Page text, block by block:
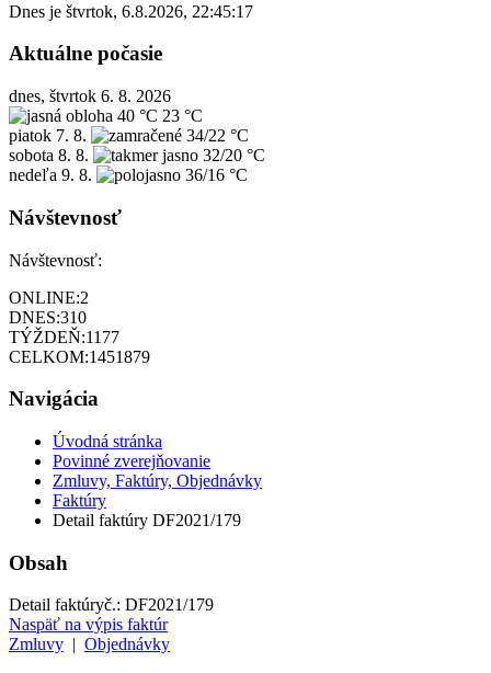
Dnes je štvrtok, 6.8.2026, 22:45:17
Aktuálne počasie
dnes, štvrtok 6. 8. 2026
40 °C 23 °C
piatok 7. 8.
34/22 °C
sobota 8. 8.
32/20 °C
nedeľa 9. 8. 36/16 °C
Návštevnosť
Návštevnosť:
ONLINE:2
DNES:310
TÝŽDEŇ:1177
CELKOM:1451879
Navigácia
Úvodná stránka
Povinné zverejňovanie
Zmluvy, Faktúry, Objednávky
Faktúry
Detail faktúry DF2021/179
Obsah
Detail faktúryč.: DF2021/179
Naspäť na výpis faktúr
Zmluvy
Objednávky